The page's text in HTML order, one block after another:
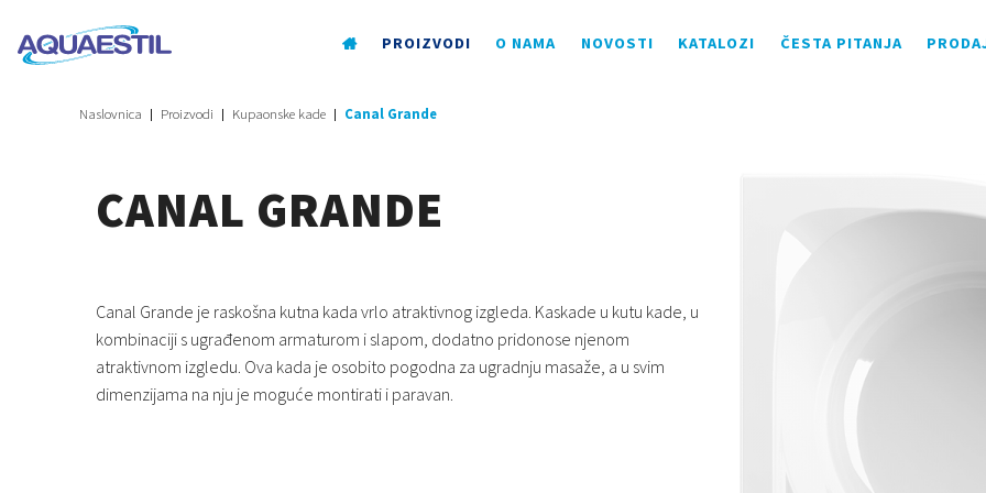
PROIZVODI O NAMA NOVOSTI KATALOZI ČESTA PITANJA
Naslovnica Proizvodi Kupaonske kade Canal Grande
CANAL GRANDE
Canal Grande je raskošna kutna kada vrlo atraktivnog izgleda. Kaskade u kutu kade, u
kombinaciji s ugrađenom armaturom i slapom, dodatno pridonose njenom
atraktivnom izgledu. Ova kada je osobito pogodna za ugradnju masaže, a u svim
dimenzijama na nju je moguće montirati i paravan.